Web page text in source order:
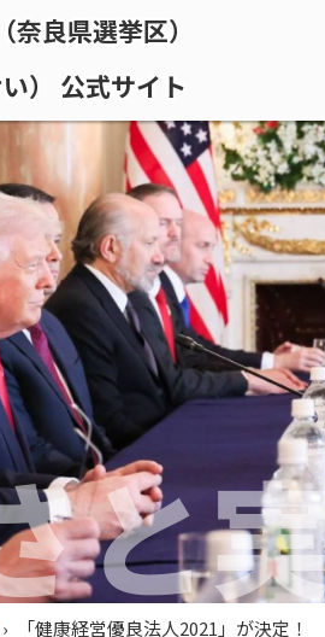
良県選挙区）
い） 公式サイト
と
› 「健康経営優良法人2021」が決定！